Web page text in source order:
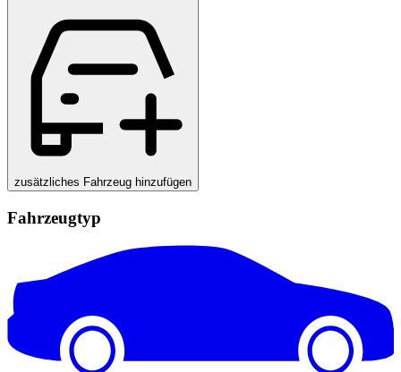
zusätzliches Fahrzeug hinzufügen
Fahrzeugtyp